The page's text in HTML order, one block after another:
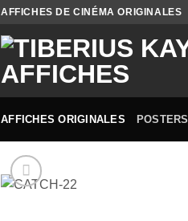
AFFICHES DE CINÉMA ORIGINALES
AFFICHES ORIGINALES POSTERS